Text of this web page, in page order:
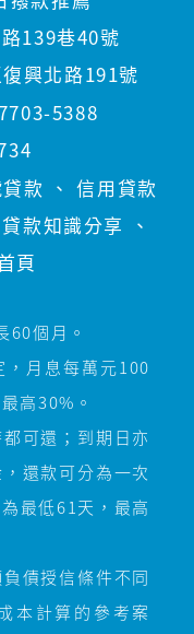
139巷40號
興北路191號
5388
款 、 信用貸款
貸款知識分享 、
頁
60個月。
月息每萬元100
高30%。
可還；到期日亦
還款可分為一次
最低61天，最高
債授信條件不同
本計算的參考案